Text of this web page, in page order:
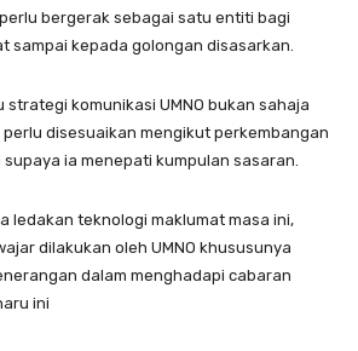
bergerak sebagai satu entiti bagi
sampai kepada golongan disasarkan.
strategi komunikasi UMNO bukan sahaja
disesuaikan mengikut perkembangan
ia menepati kumpulan sasaran.
ledakan teknologi maklumat masa ini,
dilakukan oleh UMNO khususunya
dalam menghadapi cabaran
ini